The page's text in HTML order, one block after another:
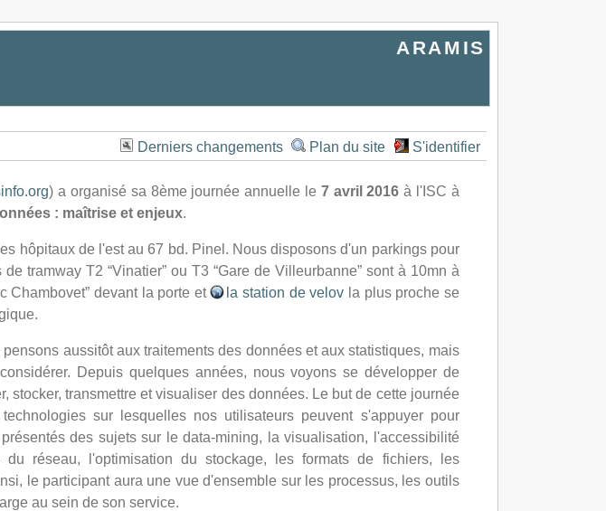
ARAMIS
Derniers changements Plan du site S'identifier
) a organisé sa 8ème journée annuelle le 7 avril 2016 à l'ISC à
: maîtrise et enjeux.
hôpitaux de l'est au 67 bd. Pinel. Nous disposons d'un parkings pour
tramway T2 “Vinatier” ou T3 “Gare de Villeurbanne” sont à 10mn à
Chambovet” devant la porte et
la station de velov la plus proche se
aussitôt aux traitements des données et aux statistiques, mais
Depuis quelques années, nous voyons se développer de
stocker, transmettre et visualiser des données. Le but de cette journée
sur lesquelles nos utilisateurs peuvent s'appuyer pour
des sujets sur le data-mining, la visualisation, l'accessibilité
réseau, l'optimisation du stockage, les formats de fichiers, les
le participant aura une vue d'ensemble sur les processus, les outils
au sein de son service.